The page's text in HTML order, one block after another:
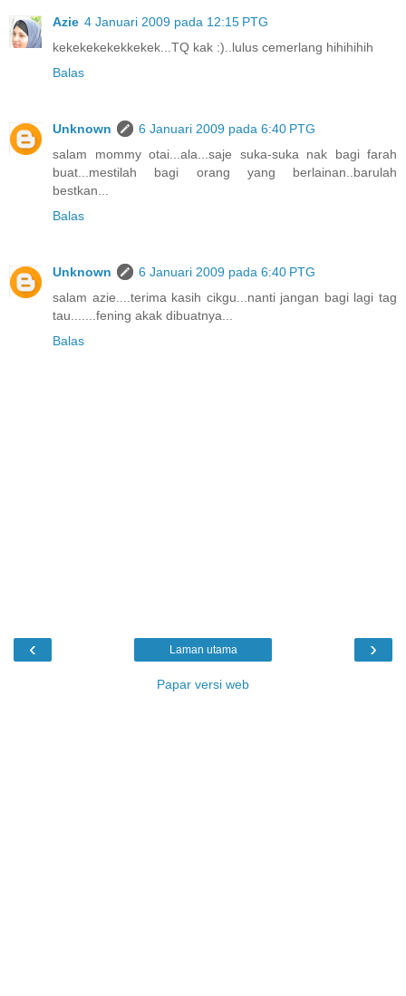
Azie 4 Januari 2009 pada 12:15 PTG
kekekekekekkekek...TQ kak :)..lulus cemerlang hihihihih
Balas
Unknown
6 Januari 2009 pada 6:40 PTG
salam mommy otai...ala...saje suka-suka nak bagi farah
buat...mestilah bagi orang yang berlainan..barulah
bestkan...
Balas
Unknown
6 Januari 2009 pada 6:40 PTG
salam azie....terima kasih cikgu...nanti jangan bagi lagi tag
tau.......fening akak dibuatnya...
Balas
‹ ›
Laman utama
Papar versi web